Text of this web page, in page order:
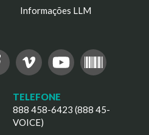
Informações LLM
TELEFONE
888 458-6423 (888 45-
VOICE)